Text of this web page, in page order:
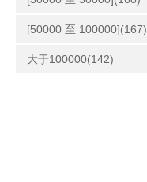
[50000 至 100000](167)
大于100000(142)